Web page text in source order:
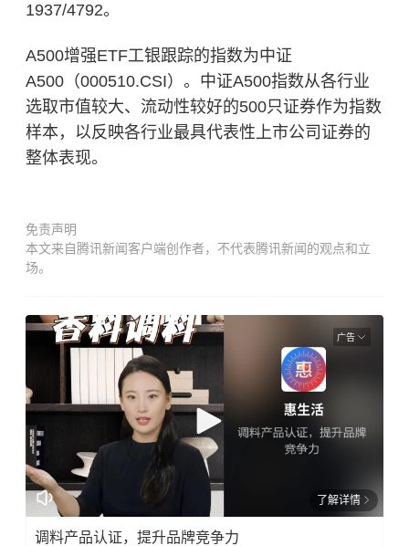
1937/4792。
A500增强ETF工银跟踪的指数为中证
A500（000510.CSI）。中证A500指数从各行业
选取市值较大、流动性较好的500只证券作为指数
样本，以反映各行业最具代表性上市公司证券的
整体表现。
免责声明
本文来自腾讯新闻客户端创作者，不代表腾讯新闻的观点和立
场。
广告
了解详情
调料产品认证，提升品牌竞争力